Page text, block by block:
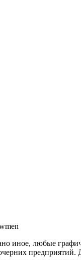
иное, любые
предприятий.